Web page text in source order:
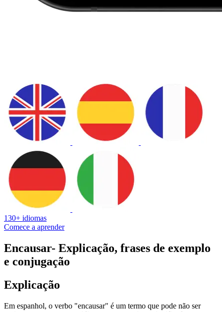
130+ idiomas
Comece a aprender
Encausar- Explicação, frases de exemplo
e conjugação
Explicação
Em espanhol, o verbo "encausar" é um termo que pode não ser